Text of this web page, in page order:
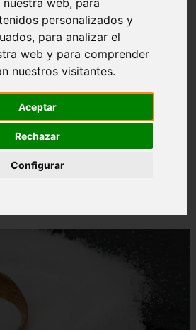
personalizados y
para analizar el
web y para comprender
nuestros visitantes.
Aceptar
Rechazar
Configurar
del espino amarillo: conocelas
ahora